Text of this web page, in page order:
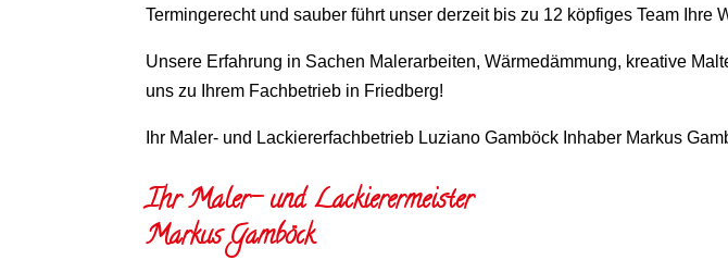
Termingerecht und sauber führt unser derzeit bis zu 12 köpfiges Team Ihre
Unsere Erfahrung in Sachen Malerarbeiten, Wärmedämmung, kreative
uns zu Ihrem Fachbetrieb in Friedberg!
Ihr Maler- und Lackiererfachbetrieb Luziano Gamböck Inhaber Markus
Ihr Maler- und Lackierermeister
Markus Gamböck